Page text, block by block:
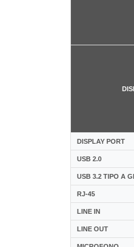
DISPLAY PORT
USB 2.0
USB 3.2 TIPO A
RJ-45
LINE IN
LINE OUT